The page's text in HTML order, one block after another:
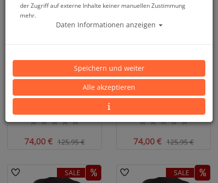
Chillproof Long Pants - Lange
74,00 € 125,95 €
Chillproof Long Pants - Lange
74,00 € 125,95 €
SALE SALE
der Zugriff auf externe Inhalte keiner manuellen Zustimmung
mehr.
Daten Informationen anzeigen
Speichern und weiter
Alle akzeptieren